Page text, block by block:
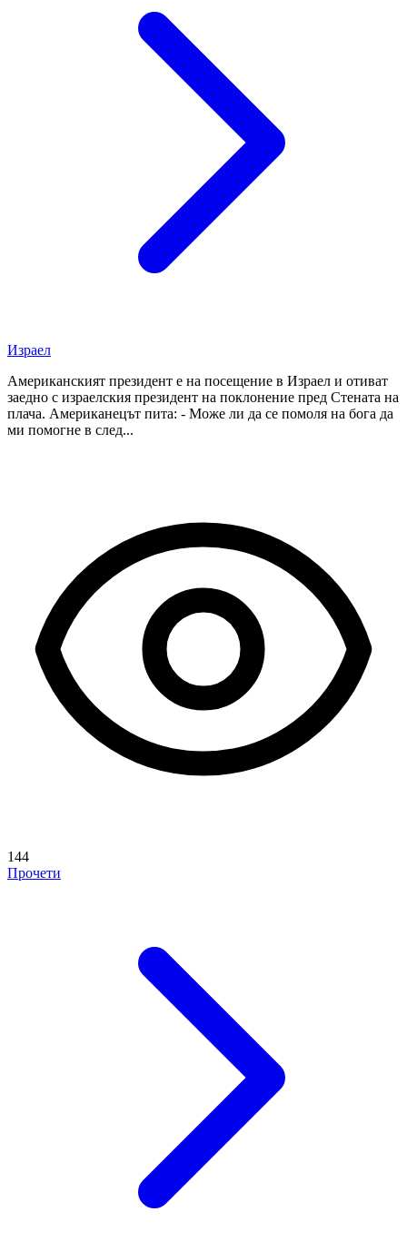
Израел
Американският президент е на посещение в Израел и отиват
заедно с израелския президент на поклонение пред Стената на
плача. Американецът пита: - Може ли да се помоля на бога да
ми помогне в след...
144
Прочети